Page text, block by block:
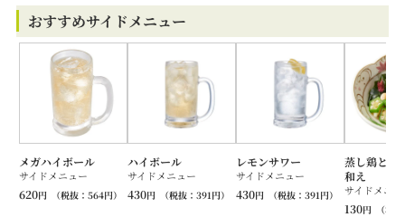
おすすめサイドメニュー
メガハイボール
サイドメニュー
620円 （税抜：564円）
ハイボール
サイドメニュー
430円 （税抜：391円）
レモンサワー
サイドメニュー
430円 （税抜：391円）
蒸し鶏と海
和え
サイドメニ
130円 （税